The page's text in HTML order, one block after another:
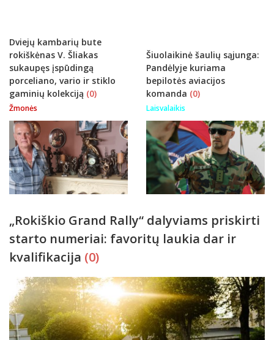
Dviejų kambarių bute
rokiškėnas V. Šliakas
sukaupęs įspūdingą
porceliano, vario ir stiklo
gaminių kolekciją (0)
Žmonės
Šiuolaikinė šaulių sąjunga:
Pandėlyje kuriama
bepilotės aviacijos
komanda (0)
Laisvalaikis
„Rokiškio Grand Rally“ dalyviams priskirti
starto numeriai: favoritų laukia dar ir
kvalifikacija (0)